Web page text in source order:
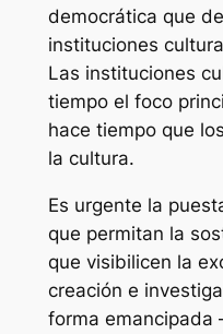
democrática que
instituciones
Las instituciones
tiempo el foco
hace tiempo que
la cultura.
Es urgente la
que permitan la
que visibilicen la
creación e
forma